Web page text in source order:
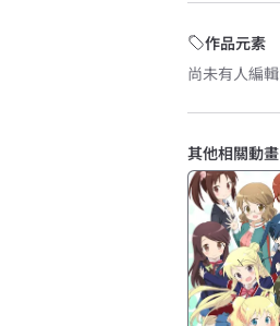
作品元素
尚未有人編輯
其他相關動畫